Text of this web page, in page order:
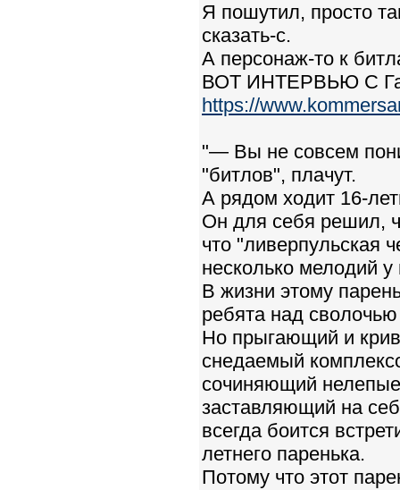
Я пошутил, просто
сказать-с.
А персонаж-то к
ВОТ ИНТЕРВЬЮ С
https://
"— Вы не совсем
"битлов", плачут.
А рядом ходит 16-
Он для себя решил,
что "ливерпульская
несколько мелодий
В жизни этому
ребята над
Но прыгающий и
снедаемый
сочиняющий
заставляющий на
всегда боится
летнего паренька.
Потому что этот